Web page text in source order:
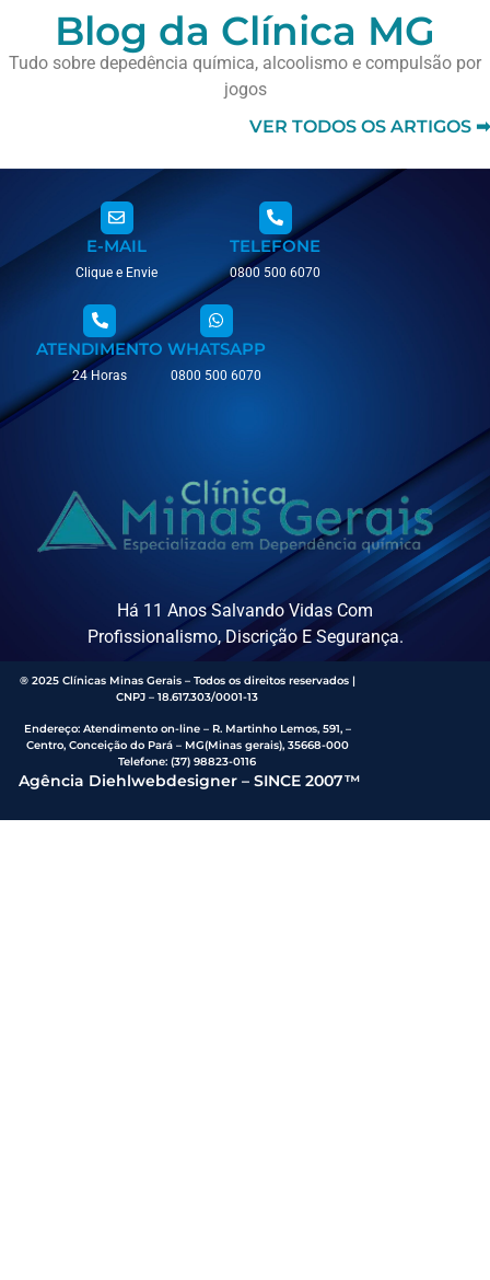
Blog da Clínica MG
Tudo sobre depedência química, alcoolismo e compulsão por
jogos
VER TODOS OS ARTIGOS ➡
E-MAIL
Clique e Envie
TELEFONE
0800 500 6070
ATENDIMENTO
24 Horas
WHATSAPP
0800 500 6070
Há 11 Anos Salvando Vidas Com
Profissionalismo, Discrição E Segurança.
® 2025 Clínicas Minas Gerais – Todos os direitos reservados |
CNPJ – 18.617.303/0001-13
Endereço: Atendimento on-line – R. Martinho Lemos, 591, –
Centro, Conceição do Pará – MG(Minas gerais), 35668-000
Telefone:(37) 98823-0116
Agência Diehlwebdesigner – SINCE 2007™